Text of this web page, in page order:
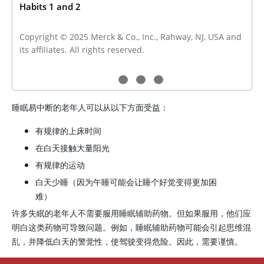
Habits 1 and 2
Copyright © 2025 Merck & Co., Inc., Rahway, NJ, USA and
its affiliates. All rights reserved.
睡眠易中断的老年人可以从以下方面受益：
有规律的上床时间
在白天接触大量阳光
有规律的运动
白天少睡（因为午睡可能会让睡个好觉变得更加困
难）
许多失眠的老年人不需要服用睡眠辅助药物。但如果服用，他们应
明白这类药物可导致问题。例如，睡眠辅助药物可能会引起思维混
乱，并降低白天的警觉性，使驾驶变得危险。因此，需要谨慎。